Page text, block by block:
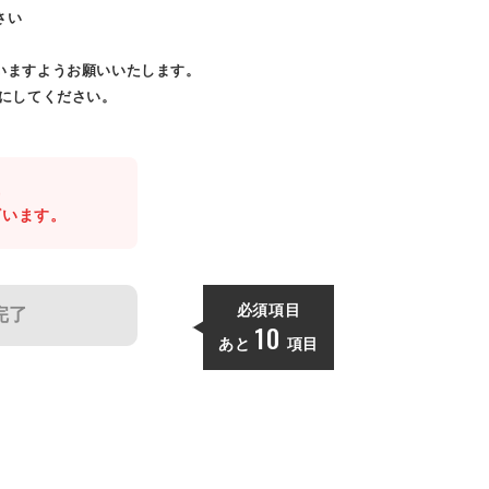
い
すようお願いいたします。
してください。
ます。
了 必須項目
あと 10 項目